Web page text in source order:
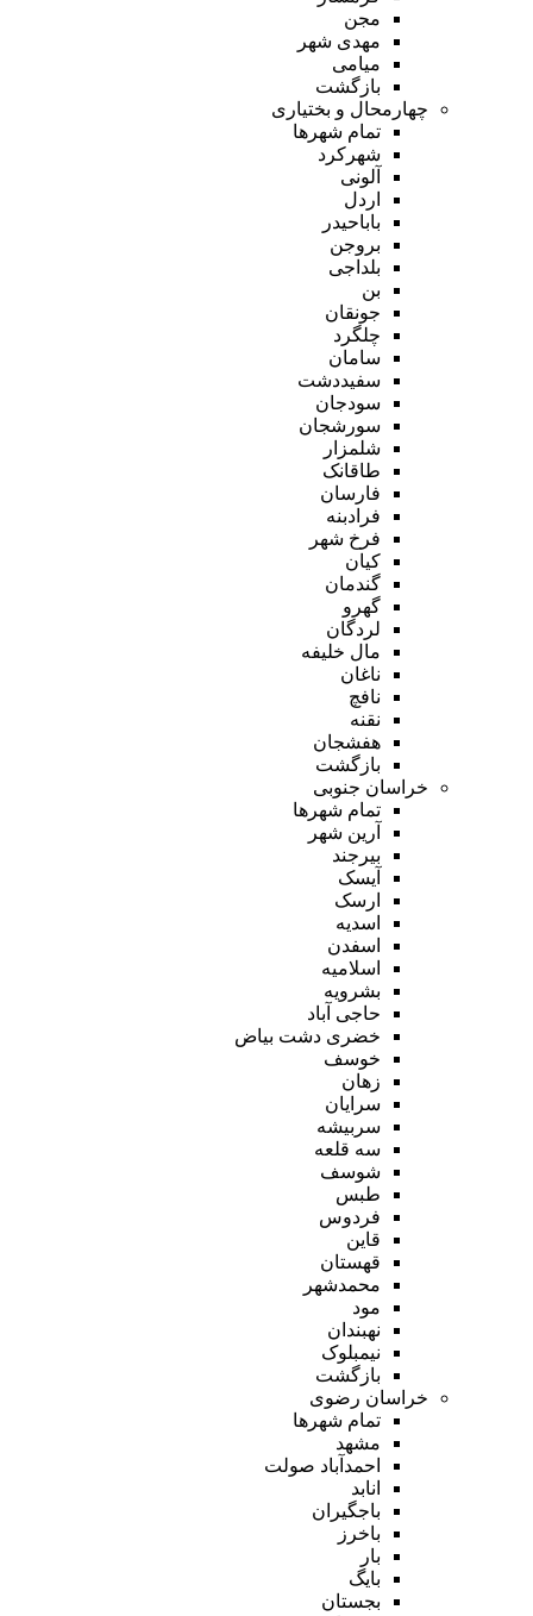
مجن
مهدی شهر
میامی
بازگشت
چهارمحال و بختیاری
تمام شهر‌ها
شهرکرد
آلونی
اردل
باباحیدر
بروجن
بلداجی
بن
جونقان
چلگرد
سامان
سفیددشت
سودجان
سورشجان
شلمزار
طاقانک
فارسان
فرادبنه
فرخ شهر
کیان
گندمان
گهرو
لردگان
مال خلیفه
ناغان
نافچ
نقنه
هفشجان
بازگشت
خراسان جنوبی
تمام شهر‌ها
آرین شهر
بیرجند
آیسک
ارسک
اسدیه
اسفدن
اسلامیه
بشرویه
حاجی آباد
خضری دشت بیاض
خوسف
زهان
سرایان
سربیشه
سه قلعه
شوسف
طبس
فردوس
قاین
قهستان
محمدشهر
مود
نهبندان
نیمبلوک
بازگشت
خراسان رضوی
تمام شهر‌ها
مشهد
احمدآباد صولت
انابد
باجگیران
باخرز
بار
بایگ
بجستان